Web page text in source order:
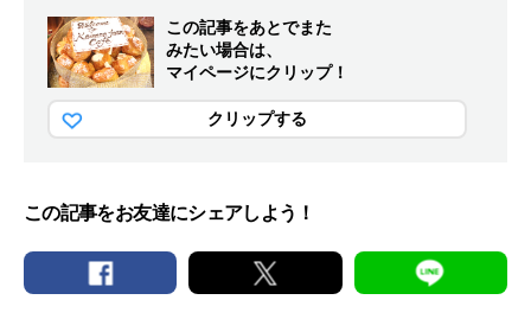
この記事をあとでまた
みたい場合は、
マイページにクリップ！
クリップする
この記事をお友達にシェアしよう！